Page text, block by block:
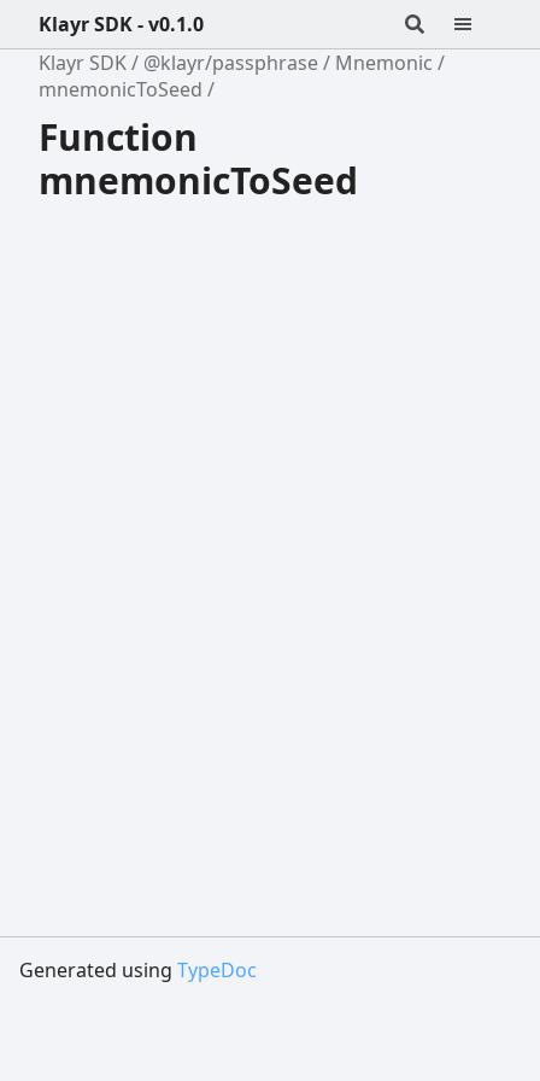
Klayr SDK - v0.1.0
Klayr SDK
@klayr/passphrase
Mnemonic
mnemonicToSeed
Function
mnemonicToSeed
Generated using TypeDoc